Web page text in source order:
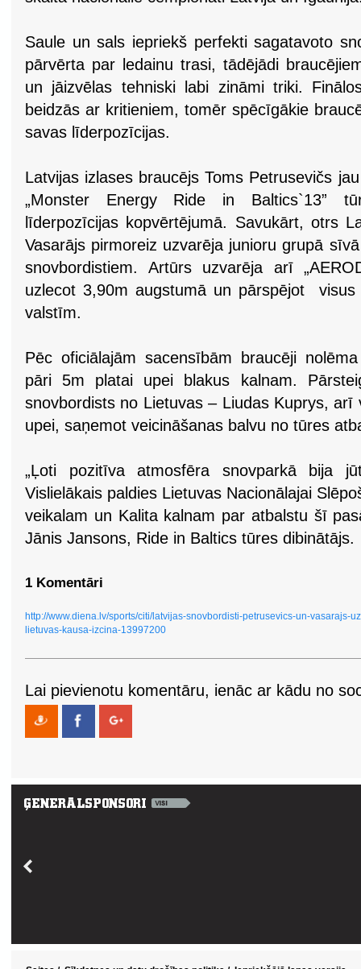
Saule un sals iepriekš perfekti sagatavoto
pārvērta par ledainu trasi, tādējādi
un jāizvēlas tehniski labi zināmi triki.
beidzās ar kritieniem, tomēr spēcīgākie
savas līderpozīcijas.
Latvijas izlases braucējs Toms Petrusevičs
„Monster Energy Ride in Baltics`13”
līderpozīcijas kopvērtējumā. Savukārt, otrs
Vasarājs pirmoreiz uzvarēja junioru grupā
snovbordistiem. Artūrs uzvarēja arī
uzlecot 3,90m augstumā un pārspējot
valstīm.
Pēc oficiālajām sacensībām braucēji
pāri 5m platai upei blakus kalnam.
snovbordists no Lietuvas – Liudas Kuprys,
upei, saņemot veicināšanas balvu no tūres
„Ļoti pozitīva atmosfēra snovparkā bija
Vislielākais paldies Lietuvas Nacionālajai
veikalam un Kalita kalnam par atbalstu šī
Jānis Jansons, Ride in Baltics tūres dibinātājs.
1 Komentāri
http://www.diena.lv/sports/citi/latvijas-snovbordisti-petrusevics-un-vasarajs-
lietuvas-kausa-izcina-13997200
Lai pievienotu komentāru, ienāc ar kādu no